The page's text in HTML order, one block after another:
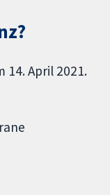
14. April 2021.